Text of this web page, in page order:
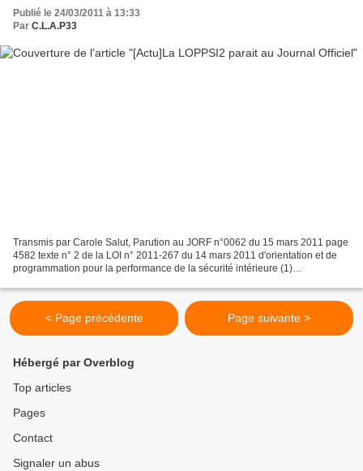
Publié le 24/03/2011 à 13:33
Par C.L.A.P33
Transmis par Carole Salut, Parution au JORF n°0062 du 15 mars 2011 page
4582 texte n° 2 de la LOI n° 2011-267 du 14 mars 2011 d'orientation et de
programmation pour la performance de la sécurité intérieure (1)
< Page précédente Page suivante >
Hébergé par Overblog
Top articles
Pages
Contact
Signaler un abus